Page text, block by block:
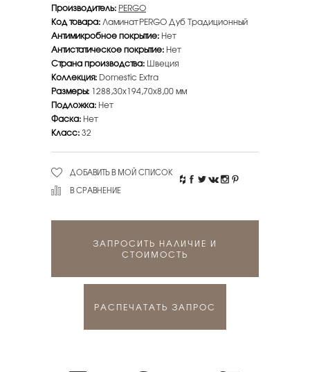
Производитель: PERGO
Код товара:Ламинат PERGO Дуб Традиционный
Антимикробное покрытие: Нет
Антистатическое покрытие: Нет
Страна производства: Швеция
Коллекция: Domestic Extra
Размеры: 1288,30х194,70х8,00 мм
Подложка: Нет
Фаска: Нет
Класс:32
ДОБАВИТЬ В МОЙ СПИСОК
В СРАВНЕНИЕ
ЗАПРОСИТЬ НАЛИЧИЕ И
СТОИМОСТЬ
РАСПЕЧАТАТЬ ЗАПРОС